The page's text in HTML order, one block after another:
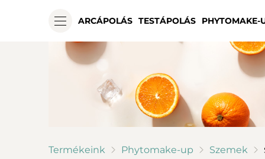
ARCÁPOLÁS TESTÁPOLÁS PHYTOMAKE-
Termékeink Phytomake-up Szemek